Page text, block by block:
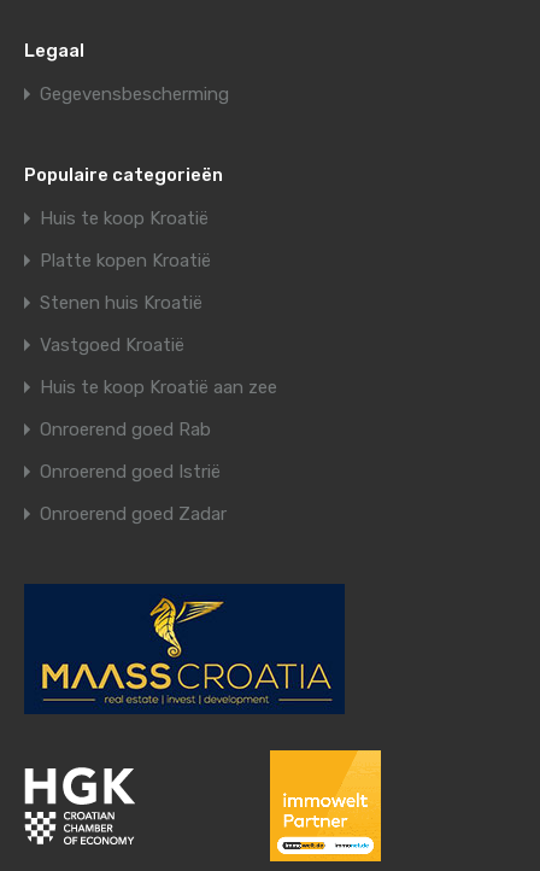
Legaal
Gegevensbescherming
Populaire categorieën
Huis te koop Kroatië
Platte kopen Kroatië
Stenen huis Kroatië
Vastgoed Kroatië
Huis te koop Kroatië aan zee
Onroerend goed Rab
Onroerend goed Istrië
Onroerend goed Zadar